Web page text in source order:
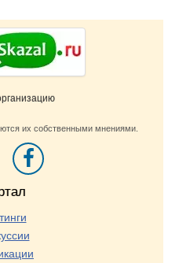
их собственными мнениями.